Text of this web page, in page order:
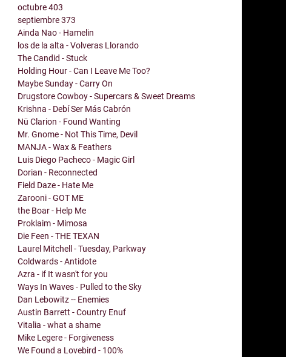
octubre403
septiembre373
Ainda Nao - Hamelin
los de la alta - Volveras Llorando
The Candid - Stuck
Holding Hour - Can I Leave Me Too?
Maybe Sunday - Carry On
Drugstore Cowboy - Supercars & Sweet Dreams
Krishna - Debí Ser Más Cabrón
Nü Clarion - Found Wanting
Mr. Gnome - Not This Time, Devil
MANJA - Wax & Feathers
Luis Diego Pacheco - Magic Girl
Dorian - Reconnected
Field Daze - Hate Me
Zarooni - GOT ME
the Boar - Help Me
Proklaim - Mimosa
Die Feen - THE TEXAN
Laurel Mitchell - Tuesday, Parkway
Coldwards - Antidote
Azra - if It wasn't for you
Ways In Waves - Pulled to the Sky
Dan Lebowitz -- Enemies
Austin Barrett - Country Enuf
Vitalia - what a shame
Mike Legere - Forgiveness
We Found a Lovebird - 100%